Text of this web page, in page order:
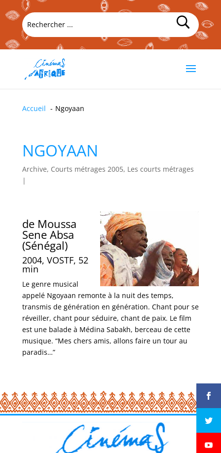
Accueil Ngoyaan
NGOYAAN
Archive, Courts métrages 2005, Les courts métrages
|
de Moussa
Sene Absa
(Sénégal)
2004, VOSTF, 52
min
Le genre musical
appelé Ngoyaan remonte à la nuit des temps,
transmis de génération en génération. Chant pour se
réveiller, chant pour séduire, chant de paix. Le film
est une balade à Médina Sabakh, berceau de cette
musique. “Mes chers amis, allons faire un tour au
paradis…”